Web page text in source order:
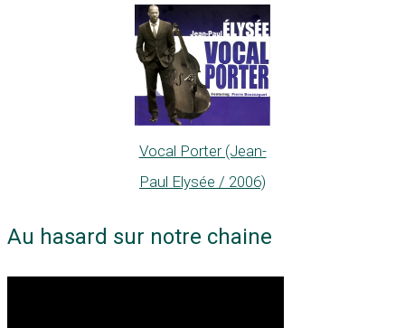
Vocal Porter (Jean-
Paul Elysée / 2006)
Au hasard sur notre chaine